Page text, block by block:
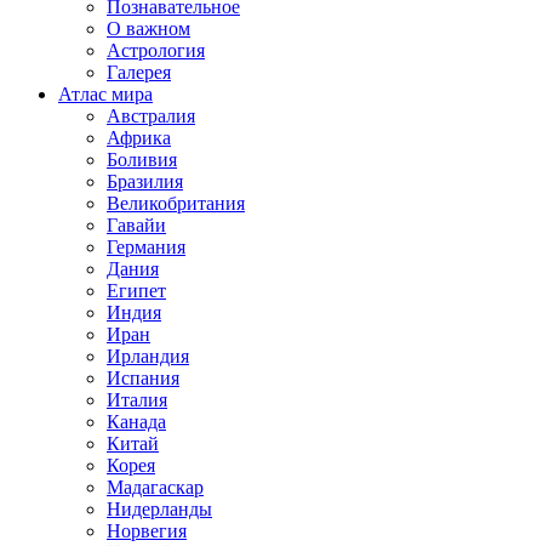
Познавательное
О важном
Астрология
Галерея
Атлас мира
Австралия
Африка
Боливия
Бразилия
Великобритания
Гавайи
Германия
Дания
Египет
Индия
Иран
Ирландия
Испания
Италия
Канада
Китай
Корея
Мадагаскар
Нидерланды
Норвегия